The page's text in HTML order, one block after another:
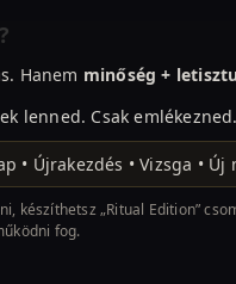
Hanem minőség +
lenned. Csak
• Újrakezdés • Vizsga • Új
készíthetsz „Ritual Edition”
fog.